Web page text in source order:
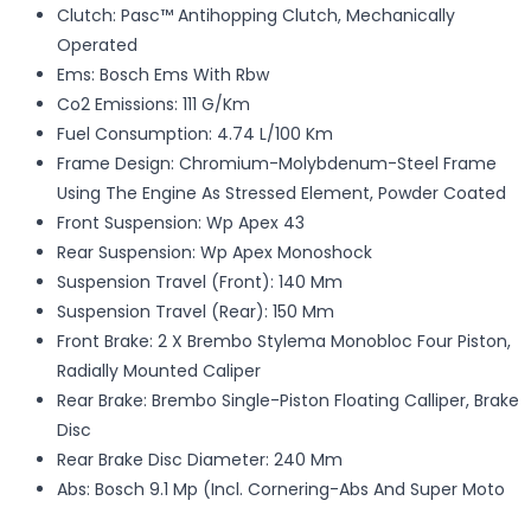
Clutch: Pasc™ Antihopping Clutch, Mechanically
Operated
Ems: Bosch Ems With Rbw
Co2 Emissions: 111 G/Km
Fuel Consumption: 4.74 L/100 Km
Frame Design: Chromium-Molybdenum-Steel Frame
Using The Engine As Stressed Element, Powder Coated
Front Suspension: Wp Apex 43
Rear Suspension: Wp Apex Monoshock
Suspension Travel (Front): 140 Mm
Suspension Travel (Rear): 150 Mm
Front Brake: 2 X Brembo Stylema Monobloc Four Piston,
Radially Mounted Caliper
Rear Brake: Brembo Single-Piston Floating Calliper, Brake
Disc
Rear Brake Disc Diameter: 240 Mm
Abs: Bosch 9.1 Mp (Incl. Cornering-Abs And Super Moto